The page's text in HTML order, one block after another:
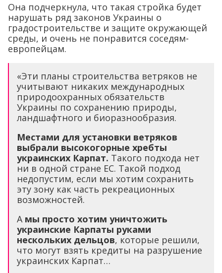
Она подчеркнула, что такая стройка будет
нарушать ряд законов Украины о
градостроительстве и защите окружающей
среды, и очень не понравится соседям-
европейцам.
«Эти планы строительства ветряков не
учитывают никаких международных
природоохранных обязательств
Украины по сохранению природы,
ландшафтного и биоразнообразия.
Местами для установки ветряков
выбрали высокогорные хребты
украинских Карпат. Такого подхода нет
ни в одной стране ЕС. Такой подход
недопустим, если мы хотим сохранить
эту зону как часть рекреационных
возможностей.
А мы просто хотим уничтожить
украинские Карпаты руками
нескольких дельцов, которые решили,
что могут взять кредиты на разрушение
украинских Карпат…